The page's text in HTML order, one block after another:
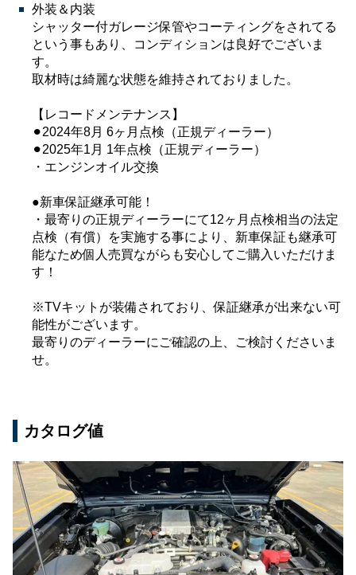
外装＆内装
シャッター付ガレージ保管やコーティングをされてる
という事もあり、コンディションは良好でございま
す。
取材時は綺麗な状態を維持されておりました。
【レコードメンテナンス】
⚫︎2024年8月 6ヶ月点検（正規ディーラー）
⚫︎2025年1月 1年点検（正規ディーラー）
・エンジンオイル交換
●新車保証継承可能！
・最寄りの正規ディーラーにて12ヶ月点検相当の法定
点検（有償）を実施する事により、新車保証も継承可
能なため個人売買ながらも安心してご購入いただけま
す！
※TVキットが装備されており、保証継承が出来ない可
能性がございます。
最寄りのディーラーにご確認の上、ご検討くださいま
せ。
カタログ値